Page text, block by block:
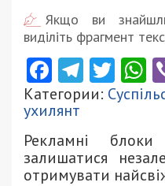
Якщо ви
виділіть фрагмент
Facebook
Категории:
ухилянт
Рекламні
залишатися
отримувати